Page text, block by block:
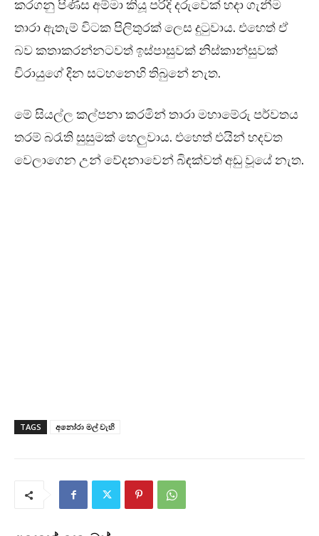
කරගනු පිණිස අම්මා කියූ පරිදි දරුවෙක් හදා ගැනීම
තාරා ඇතැම් විටක පිලිතුරක් ලෙස දුටුවාය. එහෙත් ඒ
බව කතාකරන්නටවත් ඉස්පාසුවක් නිස්කාන්සුවක්
චිරායුගේ දින සටහනෙහි තිබුනේ නැත.
මේ සියල්ල කල්පනා කරමින් තාරා මහාමේරු පර්වතය
තරම් බරැති සුසුමක් හෙලුවාය. එහෙත් එයින් හදවත
වෙලාගෙන උන් වේදනාවෙන් බිඳක්වත් අඩු වූයේ නැත.
TAGS අනෝරා මල් වැහි